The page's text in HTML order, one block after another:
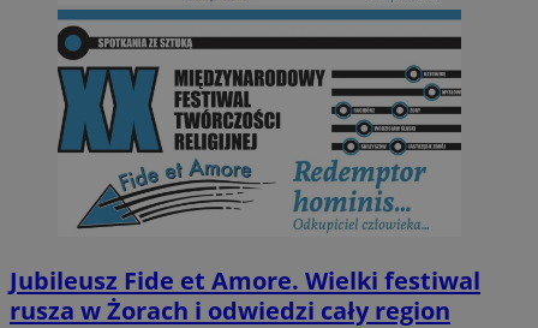
Jubileusz Fide et Amore. Wielki festiwal
rusza w Żorach i odwiedzi cały region